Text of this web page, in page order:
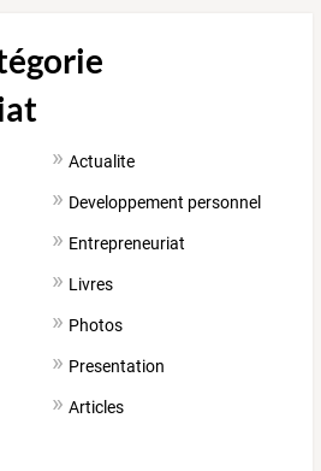
Actualite
Developpement personnel
Entrepreneuriat
Livres
Photos
Presentation
Articles